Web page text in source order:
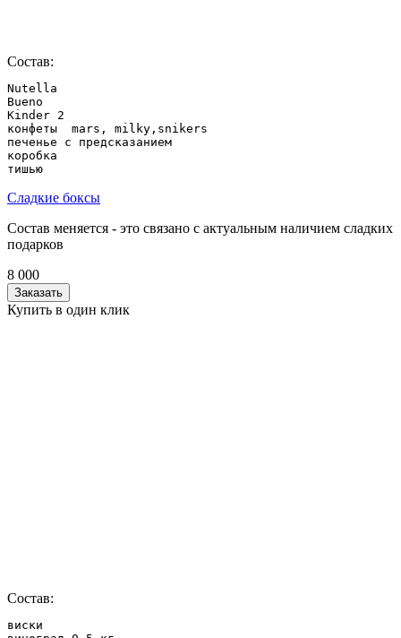
Состав:
Nutella
Bueno
Kinder 2
конфеты  mars, milky,snikers
печенье с предсказанием
коробка
Сладкие боксы
Состав меняется - это связано с актуальным наличием сладких
подарков
8 000
Заказать
Купить в один клик
Состав:
виски